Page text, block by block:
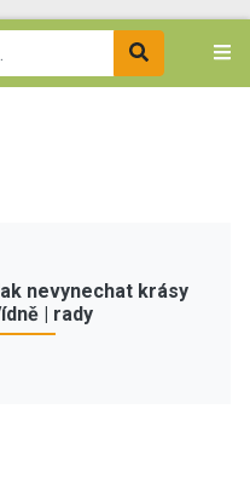
nevynechat krásy
| rady